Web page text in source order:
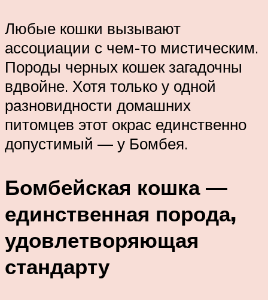
Любые кошки вызывают
ассоциации с чем-то мистическим.
Породы черных кошек загадочны
вдвойне. Хотя только у одной
разновидности домашних
питомцев этот окрас единственно
допустимый — у Бомбея.
Бомбейская кошка —
единственная порода,
удовлетворяющая
стандарту